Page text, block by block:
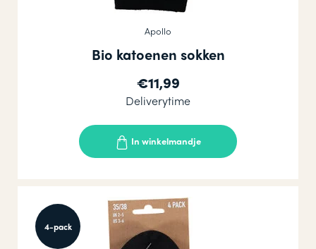
Apollo
Bio katoenen sokken
€11,99
Deliverytime
In winkelmandje
4-pack